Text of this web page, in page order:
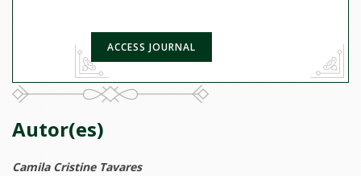
ACCESS JOURNAL
Autor(es)
Camila Cristine Tavares